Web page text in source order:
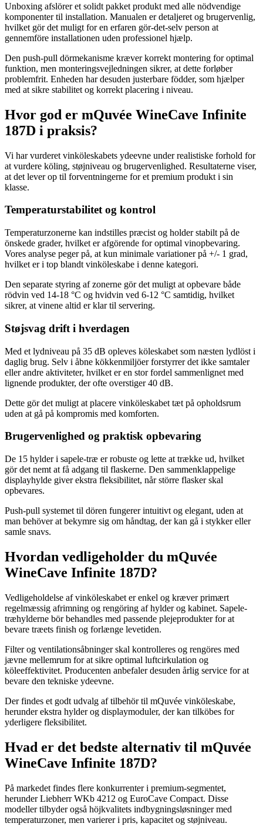
Unboxing afslörer et solidt pakket produkt med alle nödvendige
komponenter til installation. Manualen er detaljeret og brugervenlig,
hvilket gör det muligt for en erfaren gör-det-selv person at
gennemföre installationen uden professionel hjælp.
Den push-pull dörmekanisme kræver korrekt montering for optimal
funktion, men monteringsvejledningen sikrer, at dette forløber
problemfrit. Enheden har desuden justerbare födder, som hjælper
med at sikre stabilitet og korrekt placering i niveau.
Hvor god er mQuvée WineCave Infinite
187D i praksis?
Vi har vurderet vinköleskabets ydeevne under realistiske forhold for
at vurdere köling, støjniveau og brugervenlighed. Resultaterne viser,
at det lever op til forventningerne for et premium produkt i sin
klasse.
Temperaturstabilitet og kontrol
Temperaturzonerne kan indstilles præcist og holder stabilt på de
önskede grader, hvilket er afgörende for optimal vinopbevaring.
Vores analyse peger på, at kun minimale variationer på +/- 1 grad,
hvilket er i top blandt vinköleskabe i denne kategori.
Den separate styring af zonerne gör det muligt at opbevare både
rödvin ved 14-18 °C og hvidvin ved 6-12 °C samtidig, hvilket
sikrer, at vinene altid er klar til servering.
Støjsvag drift i hverdagen
Med et lydniveau på 35 dB opleves köleskabet som næsten lydlöst i
daglig brug. Selv i åbne kökkenmiljöer forstyrrer det ikke samtaler
eller andre aktiviteter, hvilket er en stor fordel sammenlignet med
lignende produkter, der ofte overstiger 40 dB.
Dette gör det muligt at placere vinköleskabet tæt på opholdsrum
uden at gå på kompromis med komforten.
Brugervenlighed og praktisk opbevaring
De 15 hylder i sapele-træ er robuste og lette at trække ud, hvilket
gör det nemt at få adgang til flaskerne. Den sammenklappelige
displayhylde giver ekstra fleksibilitet, når större flasker skal
opbevares.
Push-pull systemet til dören fungerer intuitivt og elegant, uden at
man behöver at bekymre sig om håndtag, der kan gå i stykker eller
samle snavs.
Hvordan vedligeholder du mQuvée
WineCave Infinite 187D?
Vedligeholdelse af vinköleskabet er enkel og kræver primært
regelmæssig afrimning og rengöring af hylder og kabinet. Sapele-
træhylderne bör behandles med passende plejeprodukter for at
bevare træets finish og forlænge levetiden.
Filter og ventilationsåbninger skal kontrolleres og rengöres med
jævne mellemrum for at sikre optimal luftcirkulation og
köleeffektivitet. Producenten anbefaler desuden årlig service for at
bevare den tekniske ydeevne.
Der findes et godt udvalg af tilbehör til mQuvée vinköleskabe,
herunder ekstra hylder og displaymoduler, der kan tilköbes for
yderligere fleksibilitet.
Hvad er det bedste alternativ til mQuvée
WineCave Infinite 187D?
På markedet findes flere konkurrenter i premium-segmentet,
herunder Liebherr WKb 4212 og EuroCave Compact. Disse
modeller tilbyder også höjkvalitets indbygningsløsninger med
temperaturzoner, men varierer i pris, kapacitet og støjniveau.